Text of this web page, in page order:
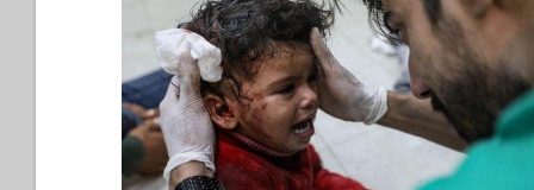
Công
ty
Keyhinge
Toys
VN
cho
1250
công